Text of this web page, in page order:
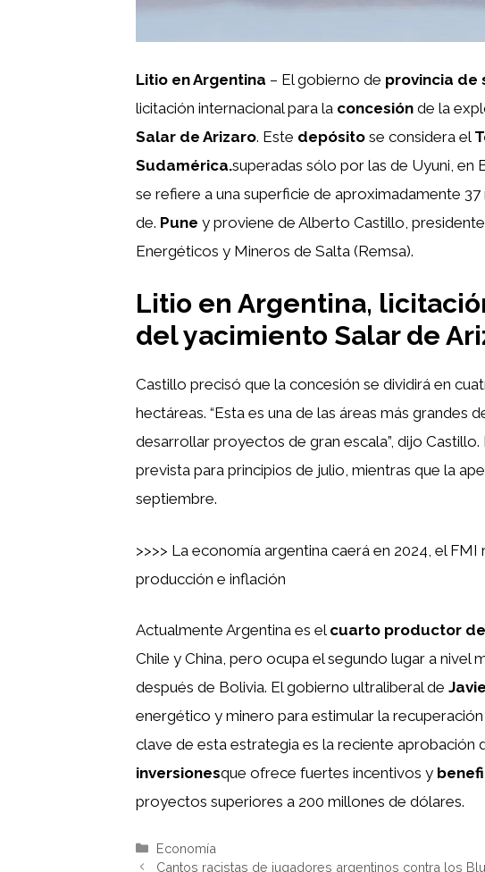
Litio en Argentina – El gobierno de provincia de
licitación internacional para la concesión de la
Salar de Arizaro. Este depósito se considera el
Sudamérica.superadas sólo por las de Uyuni, en
se refiere a una superficie de aproximadamente
de. Pune y proviene de Alberto Castillo,
Energéticos y Mineros de Salta (Remsa).
Litio en Argentina,
del yacimiento Salar de
Castillo precisó que la concesión se dividirá en
hectáreas. “Esta es una de las áreas más grandes
desarrollar proyectos de gran escala”, dijo
prevista para principios de julio, mientras que la
septiembre.
>>>> La economía argentina caerá en 2024, el
producción e inflación
Actualmente Argentina es el cuarto productor
Chile y China, pero ocupa el segundo lugar a nivel
después de Bolivia. El gobierno ultraliberal de
energético y minero para estimular la
clave de esta estrategia es la reciente aprobación
inversionesque ofrece fuertes incentivos y
proyectos superiores a 200 millones de dólares.
Categorías
Economía
Cantos racistas de jugadores argentinos contra los